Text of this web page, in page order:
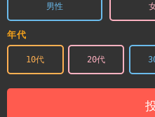
男性
年代
10代 20代